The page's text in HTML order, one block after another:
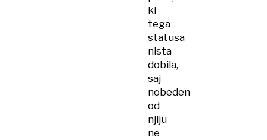
ki
tega
statusa
nista
dobila,
saj
nobeden
od
njiju
ne